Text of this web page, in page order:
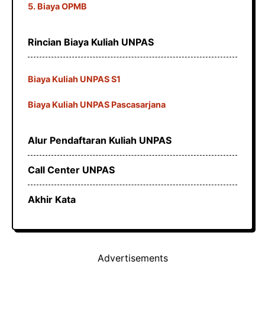
5. Biaya OPMB
Rincian Biaya Kuliah UNPAS
Biaya Kuliah UNPAS S1
Biaya Kuliah UNPAS Pascasarjana
Alur Pendaftaran Kuliah UNPAS
Call Center UNPAS
Akhir Kata
Advertisements